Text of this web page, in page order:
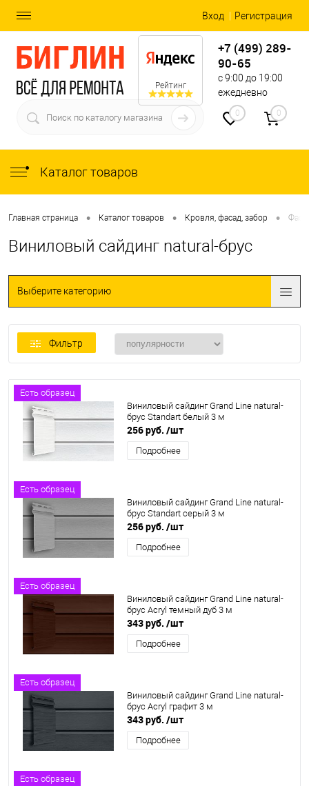
Вход Регистрация
Рейтинг
+7 (499) 289-
90-65
с 9:00 до 19:00
ежедневно
0 0
Каталог товаров
Главная страница • Каталог товаров • Кровля, фасад, забор •
Виниловый сайдинг natural-брус
Выберите категорию
Фильтр
Есть образец
Виниловый сайдинг Grand Line natural-
брус Standart белый 3 м
256 руб. /шт
Подробнее
Есть образец
Виниловый сайдинг Grand Line natural-
брус Standart серый 3 м
256 руб. /шт
Подробнее
Есть образец
Виниловый сайдинг Grand Line natural-
брус Acryl темный дуб 3 м
343 руб. /шт
Подробнее
Есть образец
Виниловый сайдинг Grand Line natural-
брус Acryl графит 3 м
343 руб. /шт
Подробнее
Есть образец